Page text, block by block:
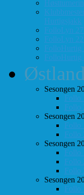
Hurtigsjakk
FolloLyn
FolloLyn
FolloHurtig
FolloHurtig
Sesongen
Follo
Follo
Sesongen
Follo
Follo
Sesongen
Follo
Follo
Follo
Sesongen
Follo